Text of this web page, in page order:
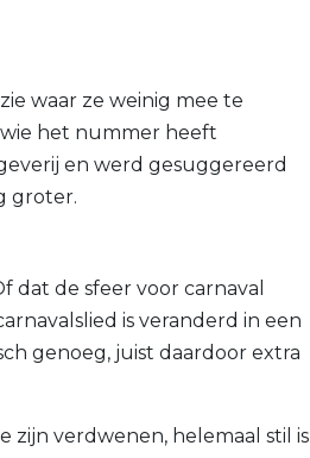
waar ze weinig mee te
het nummer heeft
en werd gesuggereerd
groter.
dat de sfeer voor carnaval
is veranderd in een
genoeg, juist daardoor extra
zijn verdwenen, helemaal stil is